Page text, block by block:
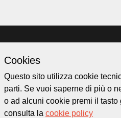
Cookies
Questo sito utilizza cookie
parti. Se vuoi saperne di più o
o ad alcuni cookie premi il tasto
consulta la cookie policy